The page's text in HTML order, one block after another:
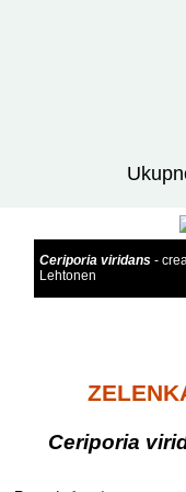
Ceriporia viridans-
Lehtonen
Ceriporia